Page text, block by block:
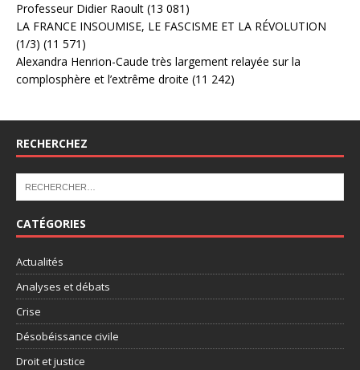
Professeur Didier Raoult (13 081)
LA FRANCE INSOUMISE, LE FASCISME ET LA RÉVOLUTION
(1/3) (11 571)
Alexandra Henrion-Caude très largement relayée sur la
complosphère et l’extrême droite (11 242)
RECHERCHEZ
CATÉGORIES
Actualités
Analyses et débats
Crise
Désobéissance civile
Droit et justice